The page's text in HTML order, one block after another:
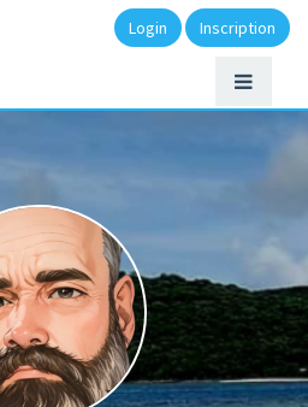
Login Inscription